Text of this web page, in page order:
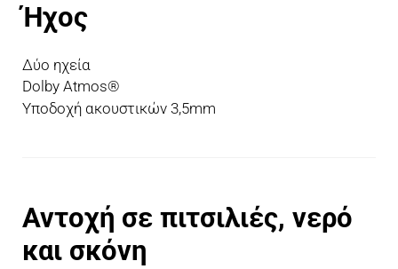
Ήχος
Δύο ηχεία
Dolby Atmos®
Υποδοχή ακουστικών 3,5mm
Αντοχή σε πιτσιλιές, νερό
και σκόνη